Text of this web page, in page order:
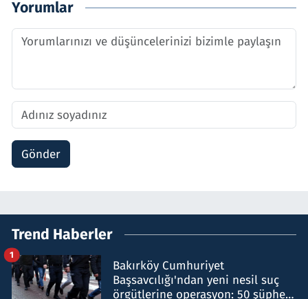
Yorumlar
Gönder
Trend Haberler
Bakırköy Cumhuriyet
Başsavcılığı'ndan yeni nesil suç
örgütlerine operasyon: 50 şüpheli
1